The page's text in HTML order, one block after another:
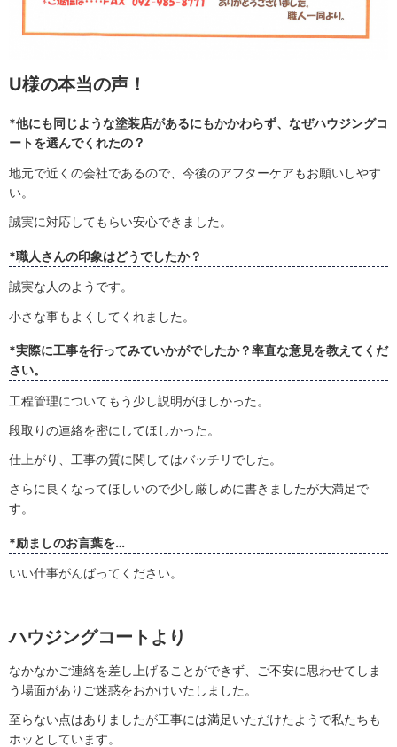
U様の本当の声！
*他にも同じような塗装店があるにもかかわらず、なぜハウジングコ
ートを選んでくれたの？
地元で近くの会社であるので、今後のアフターケアもお願いしやす
い。
誠実に対応してもらい安心できました。
*職人さんの印象はどうでしたか？
誠実な人のようです。
小さな事もよくしてくれました。
*実際に工事を行ってみていかがでしたか？率直な意見を教えてくだ
さい。
工程管理についてもう少し説明がほしかった。
段取りの連絡を密にしてほしかった。
仕上がり、工事の質に関してはバッチリでした。
さらに良くなってほしいので少し厳しめに書きましたが大満足で
す。
*励ましのお言葉を…
いい仕事がんばってください。
ハウジングコートより
なかなかご連絡を差し上げることができず、ご不安に思わせてしま
う場面がありご迷惑をおかけいたしました。
至らない点はありましたが工事には満足いただけたようで私たちも
ホッとしています。